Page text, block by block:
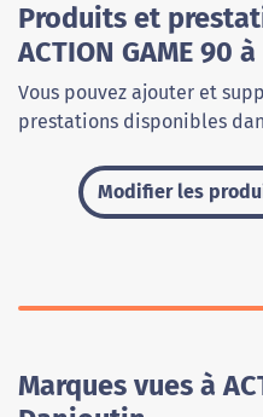
Produits et
ACTION GAME 90
Vous pouvez ajouter et
prestations disponibles
Modifier les
Marques vues à